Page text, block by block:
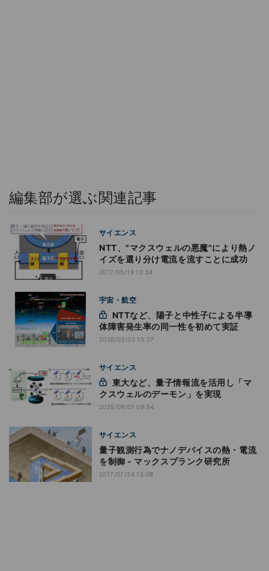
編集部が選ぶ関連記事
サイエンス
NTT、"マクスウェルの悪魔"により熱ノ
イズを選り分け電流を流すことに成功
2017/05/19 12:54
宇宙・航空
体障害発生率の同一性を初めて実証
2026/03/03 15:27
サイエンス
クスウェルのデーモン」を実現
2025/09/01 09:54
サイエンス
量子観測行為でナノデバイスの熱・電流
を制御 - マックスプランク研究所
2017/07/24 12:08